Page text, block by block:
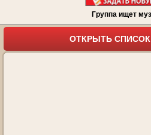
Группа ищет
ОТКРЫТЬ